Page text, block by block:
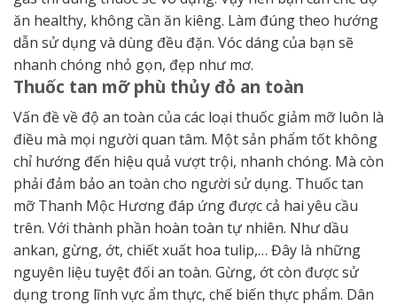
ăn healthy, không cần ăn kiêng. Làm đúng theo hướng
dẫn sử dụng và dùng đều đặn. Vóc dáng của bạn sẽ
nhanh chóng nhỏ gọn, đẹp như mơ.
Thuốc tan mỡ phù thủy đỏ an toàn
Vấn đề về độ an toàn của các loại thuốc giảm mỡ luôn là
điều mà mọi người quan tâm. Một sản phẩm tốt không
chỉ hướng đến hiệu quả vượt trội, nhanh chóng. Mà còn
phải đảm bảo an toàn cho người sử dụng. Thuốc tan
mỡ Thanh Mộc Hương đáp ứng được cả hai yêu cầu
trên. Với thành phần hoàn toàn tự nhiên. Như dầu
ankan, gừng, ớt, chiết xuất hoa tulip,… Đây là những
nguyên liệu tuyệt đối an toàn. Gừng, ớt còn được sử
dụng trong lĩnh vực ẩm thực, chế biến thực phẩm. Dân